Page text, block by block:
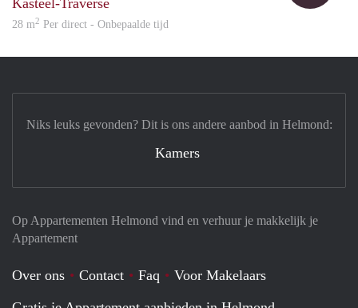
28 m2 Per direct - Onbepaalde tijd
Op Appartementen Helmond vind en verhuur je makkelijk je
Appartement
Over ons Contact Faq
Voor Makelaars
Niks leuks gevonden? Dit is ons andere aanbod in Helmond:
Kamers